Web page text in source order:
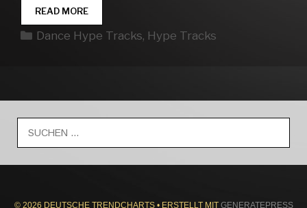
READ MOREDANCE
HYPE
TRACKS
Kategorien
Dance Hype Tracks, Hype Tracks
nach:
© 2026 DEUTSCHE TRENDCHARTS• ERSTELLT MIT GENERATEPRESS